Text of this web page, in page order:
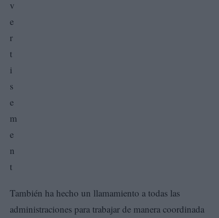
También ha hecho un llamamiento a todas las
administraciones para trabajar de manera coordinada